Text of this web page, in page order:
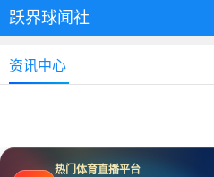
跃界球闻社
资讯中心
热门体育直播平台